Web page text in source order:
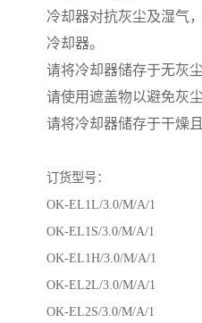
冷却器对抗灰尘及湿气
冷却器。
请将冷却器储存于无灰尘
请使用遮盖物以避免灰尘
请将冷却器储存于干燥
订货型号：
OK-EL1L/3.0/M/A/1
OK-EL1S/3.0/M/A/1
OK-EL1H/3.0/M/A/1
OK-EL2L/3.0/M/A/1
OK-EL2S/3.0/M/A/1